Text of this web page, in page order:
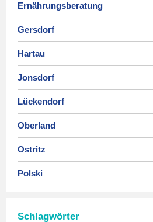
Ernährungsberatung
Gersdorf
Hartau
Jonsdorf
Lückendorf
Oberland
Ostritz
Polski
Schlagwörter